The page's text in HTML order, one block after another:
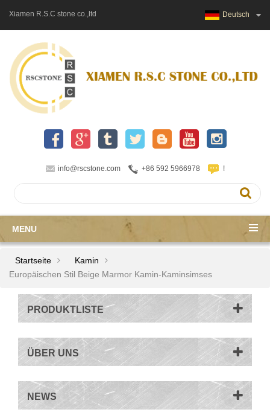
Xiamen R.S.C stone co.,ltd Deutsch
info@rscstone.com +86 592 5966978 !
MENU
Startseite
Kamin
Europäischen Stil Beige Marmor Kamin-Kaminsimses
PRODUKTLISTE
ÜBER UNS
NEWS